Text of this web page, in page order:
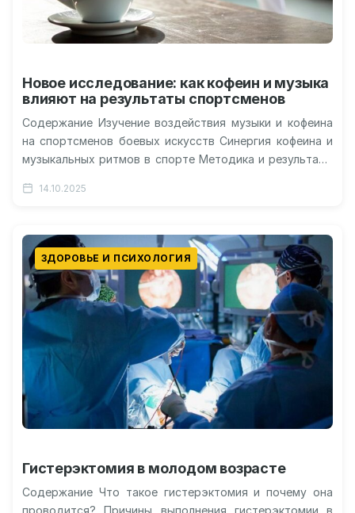
Новое исследование: как кофеин и музыка
влияют на результаты спортсменов
Содержание Изучение воздействия музыки и кофеина
на спортсменов боевых искусств Синергия кофеина и
музыкальных ритмов в спорте Методика и результаты
14.10.2025
ЗДОРОВЬЕ И ПСИХОЛОГИЯ
Гистерэктомия в молодом возрасте
Содержание Что такое гистерэктомия и почему она
проводится? Причины выполнения гистерэктомии в